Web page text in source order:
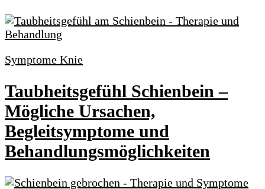
Symptome Knie
Taubheitsgefühl Schienbein –
Mögliche Ursachen,
Begleitsymptome und
Behandlungsmöglichkeiten